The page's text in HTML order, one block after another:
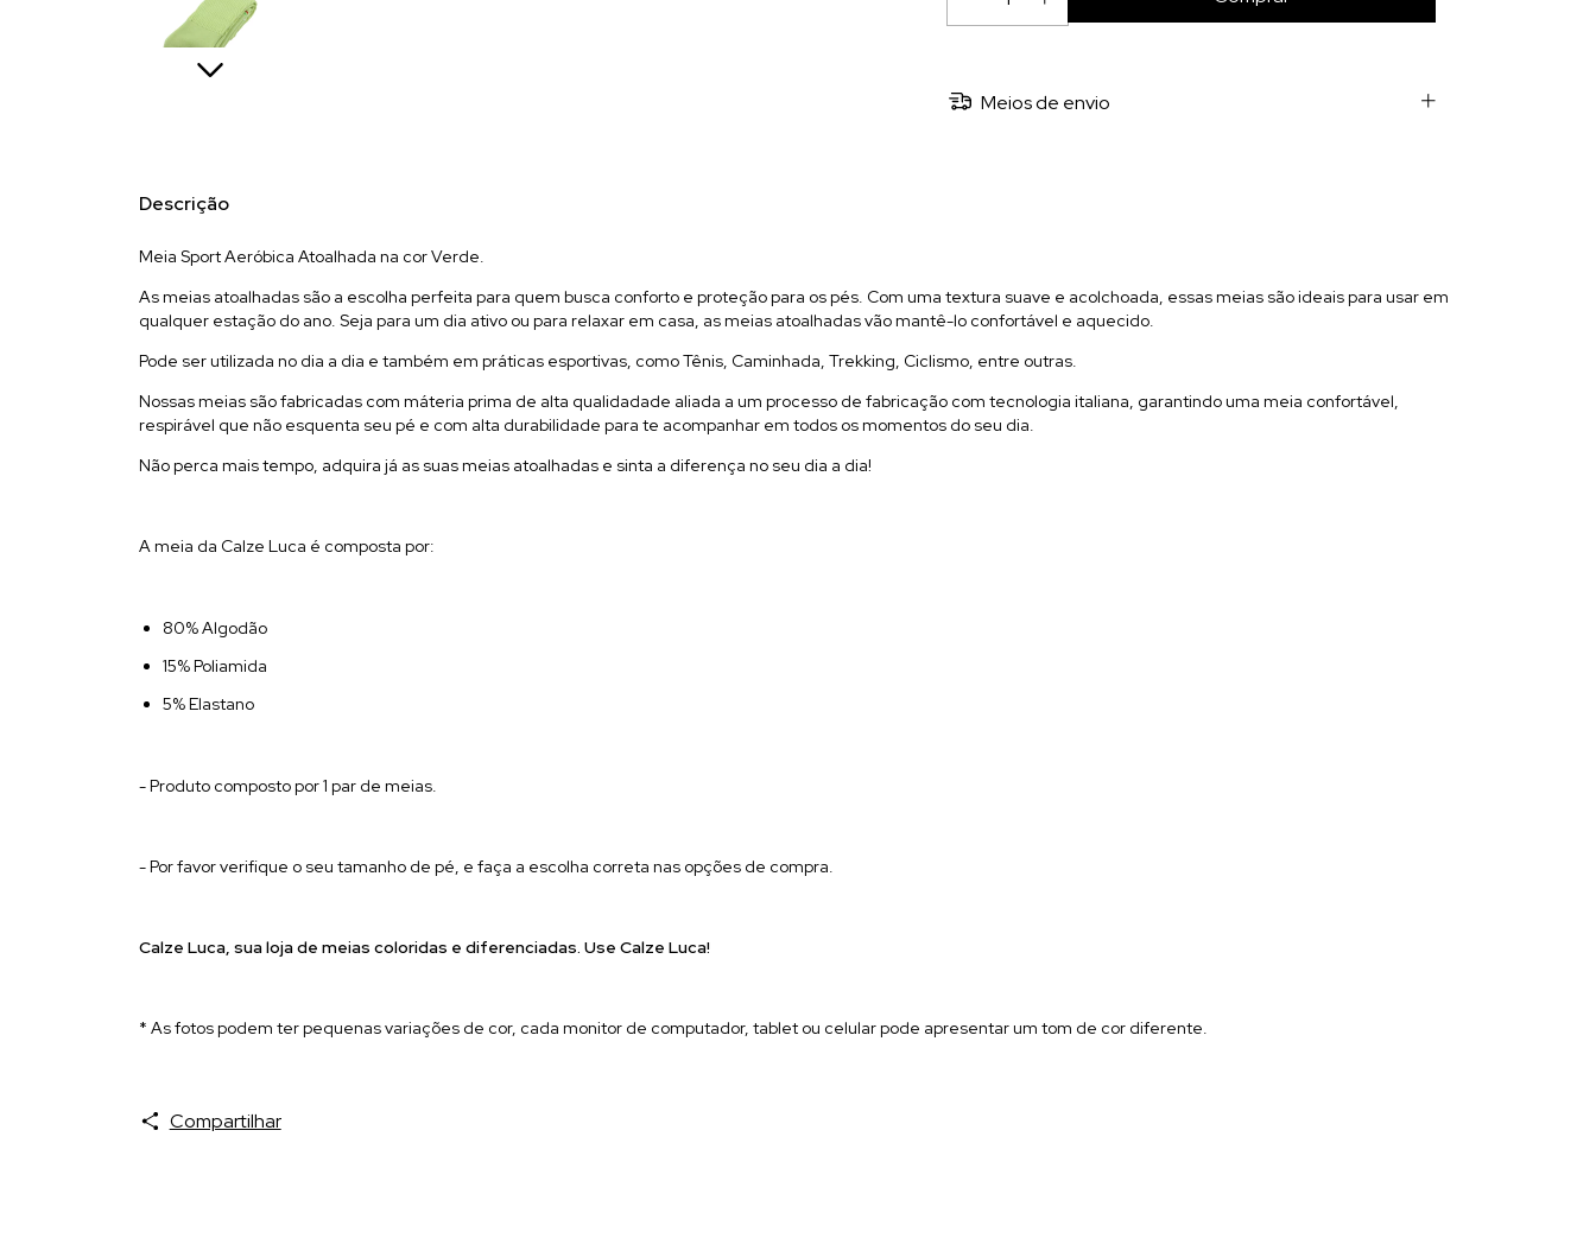
Meios de envio
Descrição
Meia Sport Aeróbica Atoalhada na cor Verde.
As meias atoalhadas são a escolha perfeita para quem busca conforto e proteção para os pés. Com uma textura suave e acolchoada, essas meias são ideais para usar em
qualquer estação do ano. Seja para um dia ativo ou para relaxar em casa, as meias atoalhadas vão mantê-lo confortável e aquecido.
Pode ser utilizada no dia a dia e também em práticas esportivas, como Tênis, Caminhada, Trekking, Ciclismo, entre outras.
Nossas meias são fabricadas com máteria prima de alta qualidadade aliada a um processo de fabricação com tecnologia italiana, garantindo uma meia confortável,
respirável que não esquenta seu pé e com alta durabilidade para te acompanhar em todos os momentos do seu dia.
Não perca mais tempo, adquira já as suas meias atoalhadas e sinta a diferença no seu dia a dia!
A meia da Calze Luca é composta por:
80% Algodão
15% Poliamida
5% Elastano
- Produto composto por 1 par de meias.
- Por favor verifique o seu tamanho de pé, e faça a escolha correta nas opções de compra.
Calze Luca, sua loja de meias coloridas e diferenciadas. Use Calze Luca!
* As fotos podem ter pequenas variações de cor, cada monitor de computador, tablet ou celular pode apresentar um tom de cor diferente.
Compartilhar